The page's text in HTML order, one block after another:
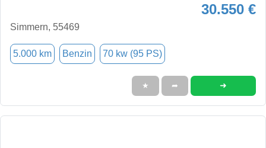
30.550 €
Simmern, 55469
5.000 km Benzin 70 kw (95 PS)
★ ➦ ➜